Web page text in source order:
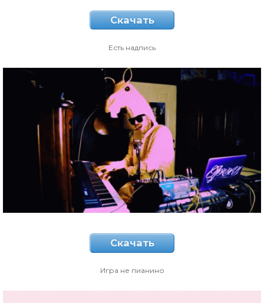
Скачать
Есть надпись
Скачать
Игра не пианино